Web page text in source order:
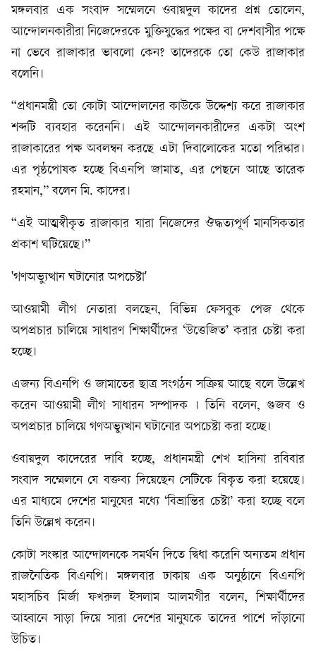
মঙ্গলবার এক সংবাদ সম্মেলনে ওবায়দুল কাদের প্রশ্ন তোলেন,
আন্দোলনকারীরা নিজেদেরকে মুক্তিযুদ্ধের পক্ষের বা দেশবাসীর পক্ষে
না ভেবে রাজাকার ভাবলো কেন? তাদেরকে তো কেউ রাজাকার
বলেনি।
“প্রধানমন্ত্রী তো কোটা আন্দোলনের কাউকে উদ্দেশ্য করে রাজাকার
শব্দটি ব্যবহার করেননি। এই আন্দোলনকারীদের একটা অংশ
রাজাকারের পক্ষ অবলম্বন করছে এটা দিবালোকের মতো পরিষ্কার।
এর পৃষ্ঠপোষক হচ্ছে বিএনপি জামাত, এর পেছনে আছে তারেক
রহমান,” বলেন মি. কাদের।
“এই আত্মস্বীকৃত রাজাকার যারা নিজেদের ঔদ্ধত্যপূর্ণ মানসিকতার
প্রকাশ ঘটিয়েছে।”
'গণঅভ্যুত্থান ঘটানোর অপচেষ্টা'
আওয়ামী লীগ নেতারা বলছেন, বিভিন্ন ফেসবুক পেজ থেকে
অপপ্রচার চালিয়ে সাধারণ শিক্ষার্থীদের ‘উত্তেজিত’ করার চেষ্টা করা
হচ্ছে।
এজন্য বিএনপি ও জামাতের ছাত্র সংগঠন সক্রিয় আছে বলে উল্লেখ
করেন আওয়ামী লীগ সাধারন সম্পাদক । তিনি বলেন, গুজব ও
অপপ্রচার চালিয়ে গণঅভ্যুত্থান ঘটানোর অপচেষ্টা করা হচ্ছে।
ওবায়দুল কাদেরের দাবি হচ্ছে, প্রধানমন্ত্রী শেখ হাসিনা রবিবার
সংবাদ সম্মেলনে যে বক্তব্য দিয়েছেন সেটিকে বিকৃত করা হয়েছে।
এর মাধ্যমে দেশের মানুষের মধ্যে ‘বিভ্রান্তির চেষ্টা’ করা হচ্ছে বলে
তিনি উল্লেখ করেন।
কোটা সংস্কার আন্দোলনকে সমর্থন দিতে দ্বিধা করেনি অন্যতম প্রধান
রাজনৈতিক বিএনপি। মঙ্গলবার ঢাকায় এক অনুষ্ঠানে বিএনপি
মহাসচিব মির্জা ফখরুল ইসলাম আলমগীর বলেন, শিক্ষার্থীদের
আহ্বানে সাড়া দিয়ে সারা দেশের মানুষকে তাদের পাশে দাঁড়ানো
উচিত।